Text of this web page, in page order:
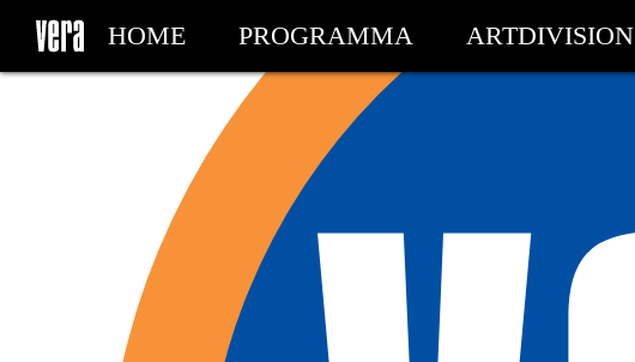
HOME PROGRAMMA ARTDIVISION
MIJN TICKETS